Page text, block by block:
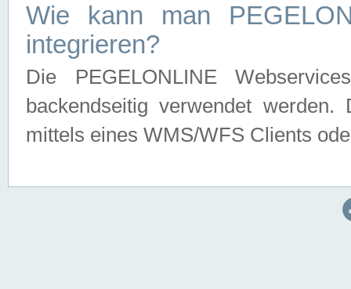
Wie kann man
integrieren?
Die PEGELONLINE
backendseitig verwendet
mittels eines WMS/WFS Clients